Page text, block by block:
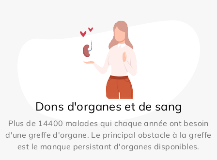
Dons d'organes et de sang
Plus de 14400 malades qui chaque année ont besoin
d'une greffe d'organe. Le principal obstacle à la greffe
est le manque persistant d'organes disponibles.